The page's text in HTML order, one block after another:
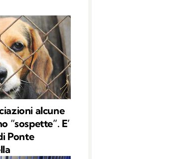
alcune
“sospette”. E’
Ponte